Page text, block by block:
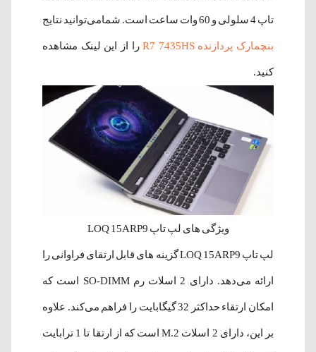
تاپ 4 سلولی و 60 وات ساعت است. شمامی‌توانید نتایج
بنچمارک پردازنده R7 7435HS را از این لینک مشاهده
کنید.
ویژگی های لپ تاپ LOQ 15ARP9
لپ تاپ LOQ 15ARP9 گزینه های قابل ارتقای فراوانی را
ارائه می‌دهد. دارای 2 اسلات رم SO-DIMM است که
امکان ارتقاء حداکثر 32 گیگابایت را فراهم می‌کند. علاوه
بر این، دارای 2 اسلات M.2 است که از ارتقا تا 1 ترابایت